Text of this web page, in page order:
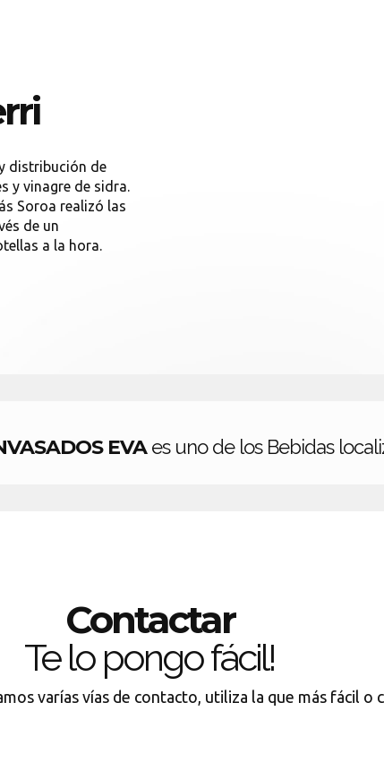
distribución de
y vinagre de sidra.
Soroa realizó las
de un
a la hora.
EVAes uno de los Bebidas
Contactar
Te lo pongo fácil!
varías vías de contacto, utiliza la que más fácil o